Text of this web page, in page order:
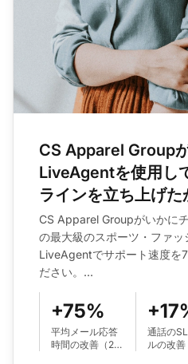
CS Apparel Group
LiveAgentを使用し
ラインを立ち上げた
CS Apparel Groupがいかに
の最大級のスポーツ・ファッ
LiveAgentでサポート速度を
ださい。...
+75%
平均メール応答
時間の改善（24
通話の
ルの改